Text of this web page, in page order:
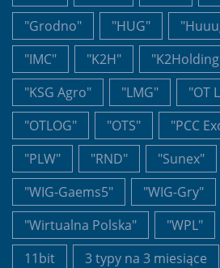
"Grodno"
"HUG"
"IMC"
"K2H"
"KSG Agro"
"LMG"
"OT
"OTLOG"
"OTS" "PCC
"PLW"
"RND" "Sunex"
"WIG-Gaems5"
"WIG-Gry"
"Wirtualna Polska"
"WPL"
11bit
3 typy na 3 miesiące